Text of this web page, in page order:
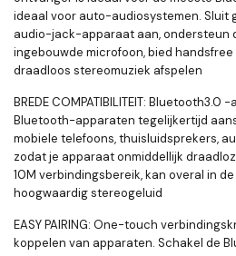
ideaal voor auto-audiosystemen. Sluit
audio-jack-apparaat aan, ondersteun
ingebouwde microfoon, bied
draadloos stereomuziek afspelen
BREDE COMPATIBILITEIT: Bluetooth3.0 -
Bluetooth-apparaten tegelijkertijd
mobiele telefoons, thuisluidsprekers,
zodat je apparaat onmiddellijk
10M verbindingsbereik, kan overal in
hoogwaardig stereogeluid
EASY PAIRING: One-touch
koppelen van apparaten. Schakel de